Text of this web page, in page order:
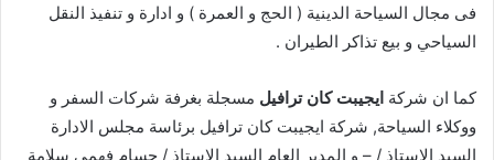
فى مجال السياحة الدينية ( الحج و العمرة ) و ادارة و تنفيذ النقل
السياحي و بيع تذاكر الطيران .
كما ان شركة ايجيبت كان ترافيل مسجلة بغرفة شركات السفر و
ووكلاء السياحة, شركة ايجيبت كان ترافيل برئاسة مجلس الادارة
السيد الاستاذ / – و المدير العام السيد الاستاذ / حسام فهمى سلامة